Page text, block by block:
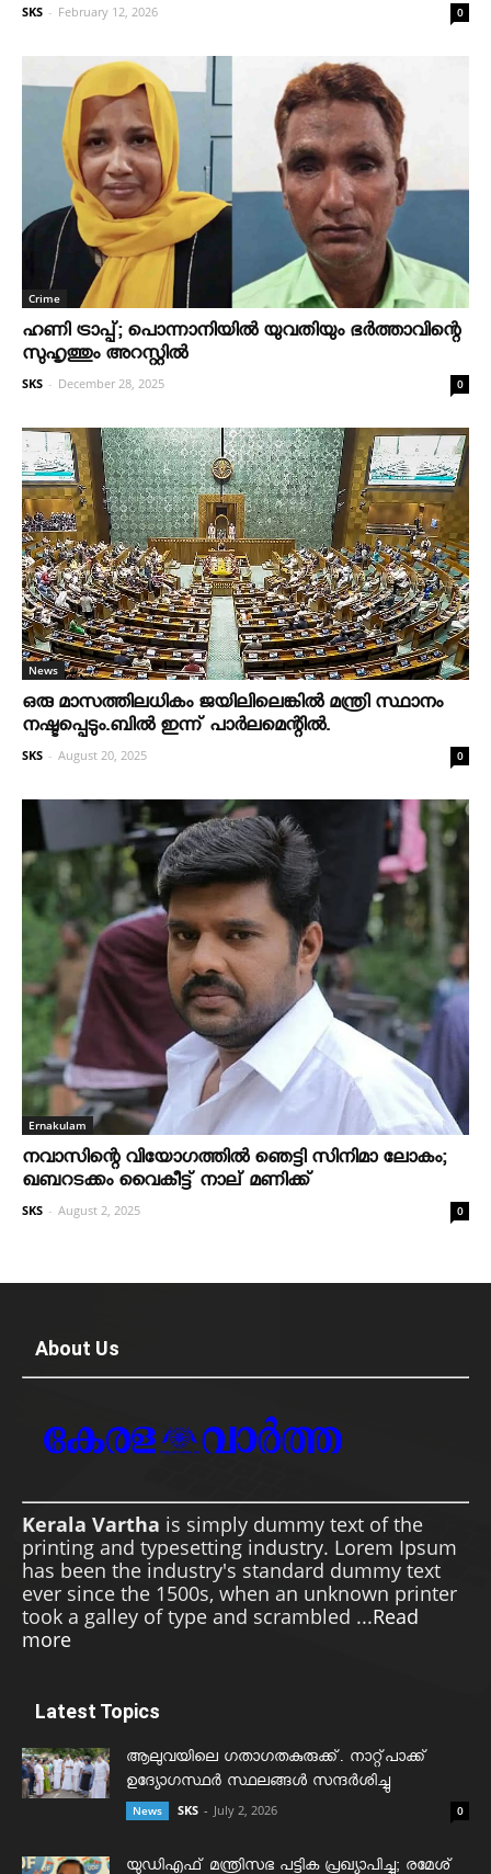
SKS - February 12, 2026 0
Crime
ഹണി ട്രാപ്പ്; പൊന്നാനിയില്‍ യുവതിയും ഭര്‍ത്താവിന്റെ
സുഹൃത്തും അറസ്റ്റില്‍
SKS - December 28, 2025 0
News
ഒരു മാസത്തിലധികം ജയിലിലെങ്കില്‍ മന്ത്രി സ്ഥാനം
നഷ്ടപ്പെടും.ബില്‍ ഇന്ന് പാര്‍ലമെന്റില്‍.
SKS - August 20, 2025 0
Ernakulam
നവാസിന്റെ വിയോഗത്തില്‍ ഞെട്ടി സിനിമാ ലോകം;
ഖബറടക്കം വൈകീട്ട് നാല് മണിക്ക്
SKS - August 2, 2025 0
About Us
Kerala Vartha is simply dummy text of the
printing and typesetting industry. Lorem Ipsum
has been the industry's standard dummy text
ever since the 1500s, when an unknown printer
took a galley of type and scrambled ...Read
more
Latest Topics
ആലുവയിലെ ഗതാഗതകുരുക്ക്. നാറ്റ്പാക്ക്
ഉദ്യോഗസ്ഥർ സ്ഥലങ്ങൾ സന്ദർശിച്ചു
News SKS - July 2, 2026 0
യുഡിഎഫ് മന്ത്രിസഭ പട്ടിക പ്രഖ്യാപിച്ചു; രമേശ്